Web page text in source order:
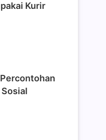
Kurir